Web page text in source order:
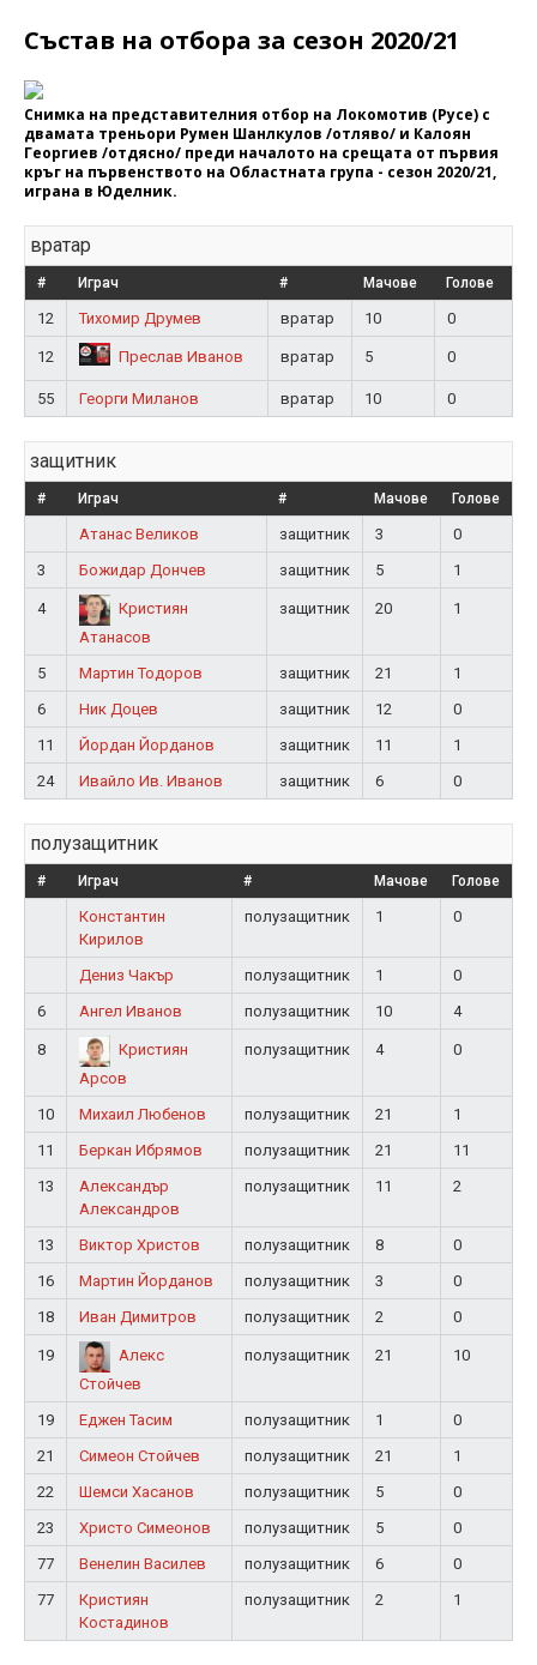
Състав на отбора за сезон 2020/21
Снимка на представителния отбор на Локомотив (Русе) с
двамата треньори Румен Шанлкулов /отляво/ и Калоян
Георгиев /отдясно/ преди началото на срещата от първия
кръг на първенството на Областната група - сезон 2020/21,
играна в Юделник.
вратар
# Играч # Мачове Голове
12 Тихомир Друмев вратар 10 0
12 Преслав Иванов вратар 5 0
55 Георги Миланов вратар 10 0
защитник
# Играч # Мачове Голове
Атанас Великов защитник 3
0
3
Божидар Дончев защитник 5 1
4
Кристиян
Атанасов
защитник 20 1
5 Мартин Тодоров защитник 21
1
6
Ник Доцев защитник 12
0
11
Йордан Йорданов защитник 11
1
24
Ивайло Ив. Иванов защитник 6 0
полузащитник
# Играч # Мачове Голове
Константин
Кирилов
полузащитник 1 0
Дениз Чакър полузащитник 1
0
6
Ангел Иванов полузащитник 10 4
8
Кристиян
Арсов
полузащитник 4 0
10 Михаил Любенов полузащитник 21
1
11
Беркан Ибрямов полузащитник 21
11
13
Александър
Александров
полузащитник 11 2
13 Виктор Христов полузащитник 8
0
16
Мартин Йорданов полузащитник 3
0
18
Иван Димитров полузащитник 2 0
19
Алекс
Стойчев
полузащитник 21 10
19 Еджен Тасим полузащитник 1
0
21
Симеон Стойчев полузащитник 21
1
22
Шемси Хасанов полузащитник 5
0
23
Христо Симеонов полузащитник 5
0
77
Венелин Василев полузащитник 6
0
77
Кристиян
Костадинов
полузащитник 2 1